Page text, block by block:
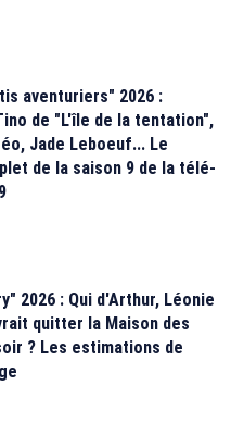
aventuriers" 2026 :
de "L'île de la tentation",
Jade Leboeuf... Le
de la saison 9 de la télé-
2026 : Qui d'Arthur, Léonie
quitter la Maison des
? Les estimations de